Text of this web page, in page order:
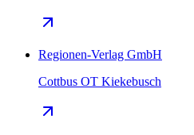
Regionen-Verlag GmbH
Cottbus OT Kiekebusch